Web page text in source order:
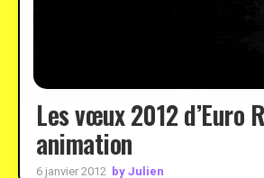
Les vœux 2012 d’Euro
animation
6 janvier 2012 by Julien